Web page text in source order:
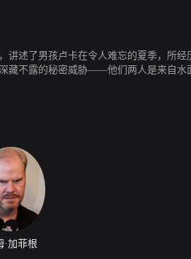
讲述了男孩卢卡在令人难忘的夏季，所
藏不露的秘密威胁——他们两人是来自水
·加菲根